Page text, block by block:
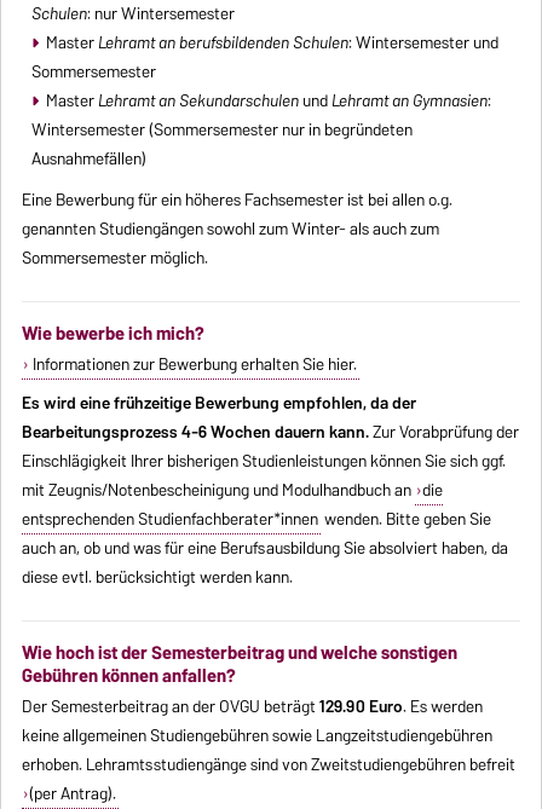
Schulen: nur Wintersemester
MasterLehramt an berufsbildenden Schulen: Wintersemester und
Sommersemester
MasterLehramt an SekundarschulenundLehramt an Gymnasien:
Wintersemester (Sommersemester nur in begründeten
Ausnahmefällen)
Eine Bewerbung für ein höheres Fachsemester ist bei allen o.g.
genannten Studiengängen sowohl zum Winter- als auch zum
Sommersemester möglich.
Wie bewerbe ich mich?
Informationen zur Bewerbung erhalten Sie hier.
Es wird eine frühzeitige Bewerbung empfohlen, da der
Bearbeitungsprozess 4-6 Wochen dauern kann.Zur Vorabprüfung der
Einschlägigkeit Ihrer bisherigen Studienleistungen können Sie sich ggf.
mit Zeugnis/Notenbescheinigung und Modulhandbuch an die
entsprechenden Studienfachberater*innen wenden. Bitte geben Sie
auch an, ob und was für eine Berufsausbildung Sie absolviert haben, da
diese evtl. berücksichtigt werden kann.
Wie hoch ist der Semesterbeitrag und welche sonstigen
Gebühren können anfallen?
Der Semesterbeitrag an der OVGU beträgt129.90 Euro. Es werden
keine allgemeinen Studiengebühren sowie Langzeitstudiengebühren
erhoben. Lehramtsstudiengänge sind von Zweitstudiengebühren befreit
(per Antrag).